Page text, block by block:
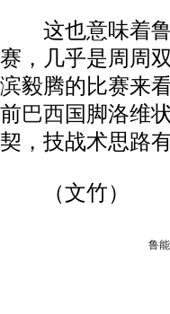
这也意味着鲁
赛，几乎是周周
滨毅腾的比赛来
前巴西国脚洛维
契，技战术思路
（文竹）
鲁